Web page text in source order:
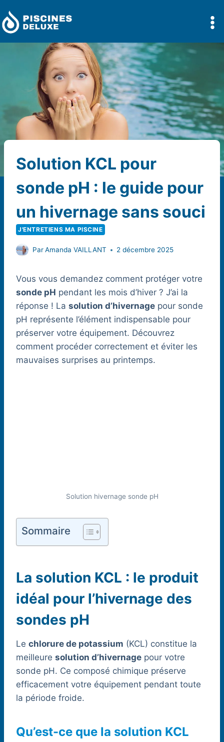
au
contenu
Solution KCL pour
sonde pH : le guide pour
un hivernage sans souci
J'ENTRETIENS MA PISCINE
ParAmanda VAILLANT 2 décembre 2025
Vous vous demandez comment protéger votre
sonde pH pendant les mois d’hiver ? J’ai la
réponse ! La solution d’hivernage pour sonde
pH représente l’élément indispensable pour
préserver votre équipement. Découvrez
comment procéder correctement et éviter les
mauvaises surprises au printemps.
Solution hivernage sonde pH
Sommaire
La solution KCL : le produit
idéal pour l’hivernage des
sondes pH
Le chlorure de potassium (KCL) constitue la
meilleure solution d’hivernage pour votre
sonde pH. Ce composé chimique préserve
efficacement votre équipement pendant toute
la période froide.
Qu’est-ce que la solution KCL